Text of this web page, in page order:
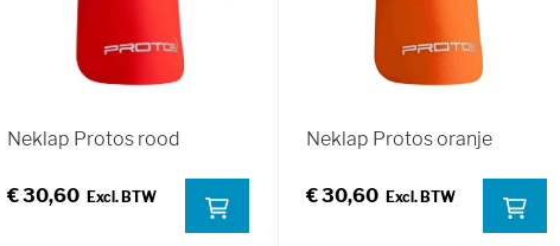
Neklap Protos rood
€ 30,60
Neklap Protos oranje
€ 30,60